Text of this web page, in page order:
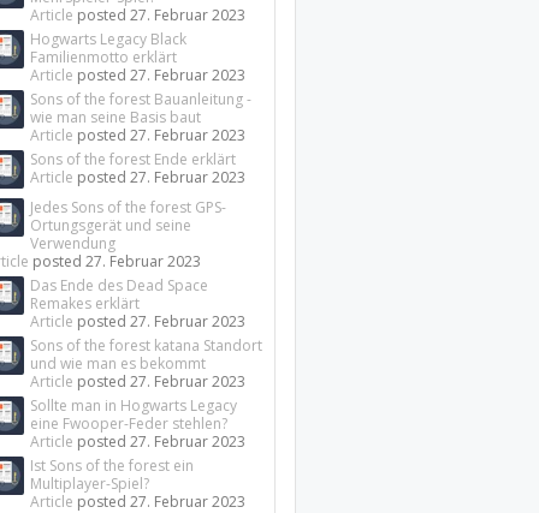
Article posted27. Februar 2023
Hogwarts Legacy Black
Familienmotto erklärt
Article posted27. Februar 2023
Sons of the forest Bauanleitung -
wie man seine Basis baut
Article posted27. Februar 2023
Sons of the forest Ende erklärt
Article posted27. Februar 2023
Jedes Sons of the forest GPS-
Ortungsgerät und seine
Verwendung
posted27. Februar 2023
Das Ende des Dead Space
Remakes erklärt
Article posted27. Februar 2023
Sons of the forest katana Standort
und wie man es bekommt
Article posted27. Februar 2023
Sollte man in Hogwarts Legacy
eine Fwooper-Feder stehlen?
Article posted27. Februar 2023
Ist Sons of the forest ein
Multiplayer-Spiel?
Article posted27. Februar 2023